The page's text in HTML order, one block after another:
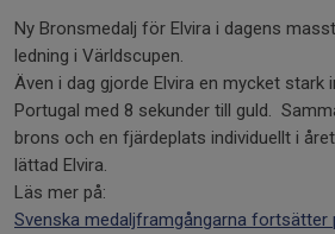
Ny Bronsmedalj för Elvira i dagens
ledning i Världscupen.
Även i dag gjorde Elvira en mycket stark
Portugal med 8 sekunder till guld.
brons och en fjärdeplats individuellt i
lättad Elvira.
Läs mer på:
Svenska medaljframgångarna fortsätter